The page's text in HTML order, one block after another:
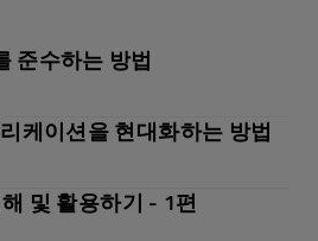
준수하는 방법
케이션을 현대화하는 방법
및 활용하기 - 1편